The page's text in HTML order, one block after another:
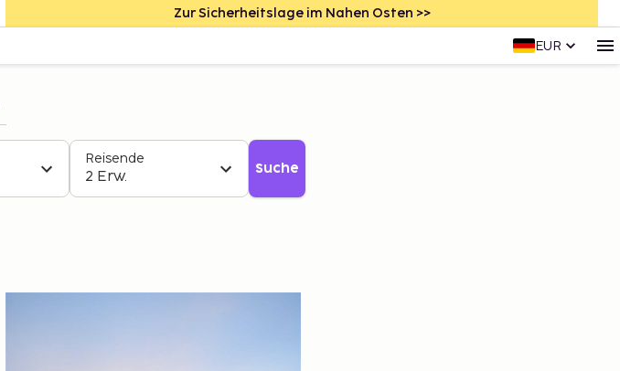
Zur Sicherheitslage im Nahen Osten >>
EUR
Reisende
2 Erw. Suche